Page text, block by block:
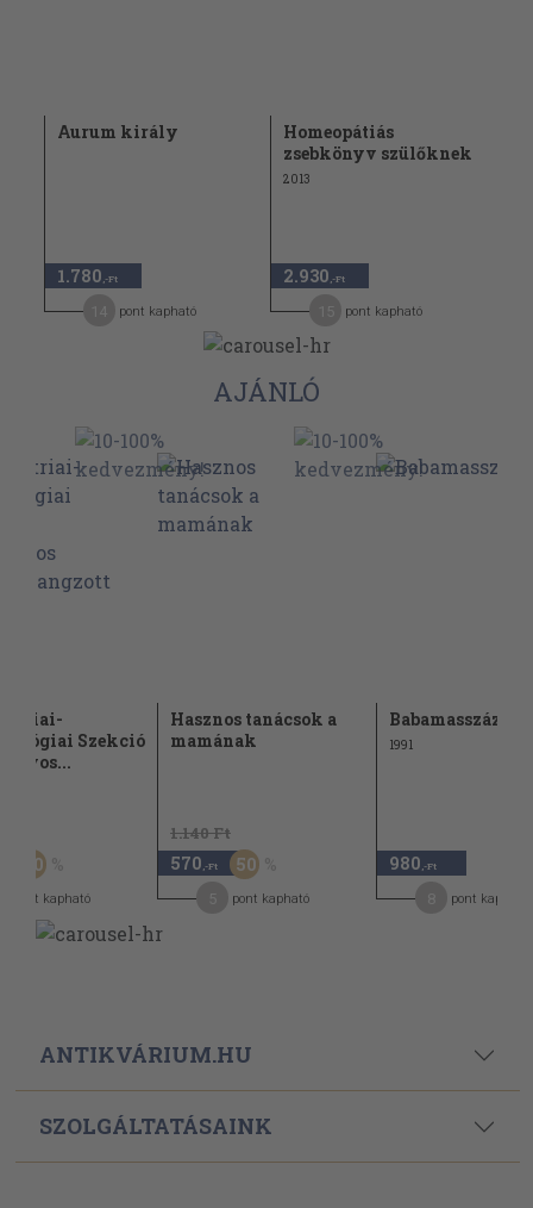
Aurum király
1.780 ,-Ft
pont kapható
Homeopátiás
zsebkönyv szülőknek
2013
2.930 ,-Ft
pont kapható
AJÁNLÓ
Szekció
50
pont kapható
Hasznos tanácsok a
mamának
1.140 Ft
570 ,-Ft 50
pont kapható
Babamasszázs
1991
980 ,-Ft
pont kapható
ANTIKVÁRIUM.HU
SZOLGÁLTATÁSAINK